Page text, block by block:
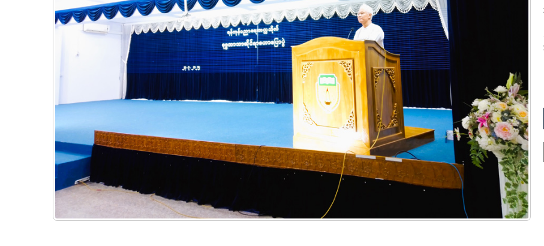
Post
navigation
ရန်ကုန်ပညာရေးတက္ကသိုလ် ပြည်ထောင်စုဝန်ကြီးနှင့် တွေ့ဆုံပွဲအခမ်းအနား ရန်ကုန်ပညာရေးတက္ကသိုလ် ၂၀၂၄-၂၀၂၅ ပညာသင်နှစ် စကားရည်လုပွဲနှင့်ကျပန်းစကားပြောပြိုင်ပွဲ
RELATED POSTS